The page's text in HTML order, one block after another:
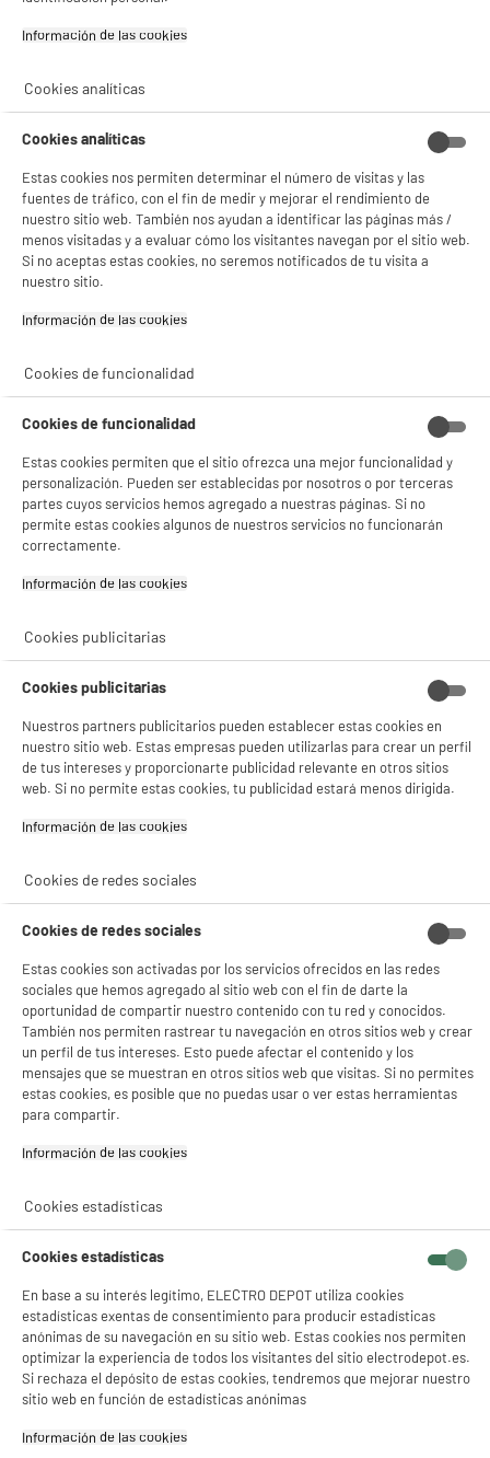
BY ELECTRODEPOT
CABLE EDENWOOD
USB C A USB C 1M
BLANCO
Garantía incluida :3 años
Hastaagosto 2029
Cambio por uno nuevo o por un cupón canjeable
Características
Marca
Tipo de producto
Cable de cargador USB-C
Sync
Colores Blanco
Plus produit balisage 100% PRECIOS BAJOS
Características adicionales
Référence constructeur
nombre de la empresa o marca
registrada
Dirección de envio
1 ROUTE DE VENDEVILLE
59155 FACHES THUMESNIL
Si aceptas, la experiencia será aún mejor. Si no acepta, se utilizarán cookies
¡Buena visita!
Gestionar cookies
Información de las cookies‎
Cookies analíticas
Cookies analíticas
Estas cookies nos permiten determinar el número de visitas y las
fuentes de tráfico, con el fin de medir y mejorar el rendimiento de
nuestro sitio web. También nos ayudan a identificar las páginas más /
menos visitadas y a evaluar cómo los visitantes navegan por el sitio web.
Si no aceptas estas cookies, no seremos notificados de tu visita a
nuestro sitio.
Información de las cookies‎
Cookies de funcionalidad
Cookies de funcionalidad
Estas cookies permiten que el sitio ofrezca una mejor funcionalidad y
personalización. Pueden ser establecidas por nosotros o por terceras
partes cuyos servicios hemos agregado a nuestras páginas. Si no
permite estas cookies algunos de nuestros servicios no funcionarán
correctamente.
Información de las cookies‎
Cookies publicitarias
Cookies publicitarias
Nuestros partners publicitarios pueden establecer estas cookies en
nuestro sitio web. Estas empresas pueden utilizarlas para crear un perfil
de tus intereses y proporcionarte publicidad relevante en otros sitios
web. Si no permite estas cookies, tu publicidad estará menos dirigida.
Información de las cookies‎
Cookies de redes sociales
Cookies de redes sociales
Estas cookies son activadas por los servicios ofrecidos en las redes
sociales que hemos agregado al sitio web con el fin de darte la
oportunidad de compartir nuestro contenido con tu red y conocidos.
También nos permiten rastrear tu navegación en otros sitios web y crear
un perfil de tus intereses. Esto puede afectar el contenido y los
mensajes que se muestran en otros sitios web que visitas. Si no permites
estas cookies, es posible que no puedas usar o ver estas herramientas
para compartir.
Información de las cookies‎
Cookies estadísticas
Cookies estadísticas
En base a su interés legítimo, ELECTRO DEPOT utiliza cookies
estadísticas exentas de consentimiento para producir estadísticas
anónimas de su navegación en su sitio web. Estas cookies nos permiten
optimizar la experiencia de todos los visitantes del sitio electrodepot.es.
Si rechaza el depósito de estas cookies, tendremos que mejorar nuestro
sitio web en función de estadísticas anónimas
Información de las cookies‎